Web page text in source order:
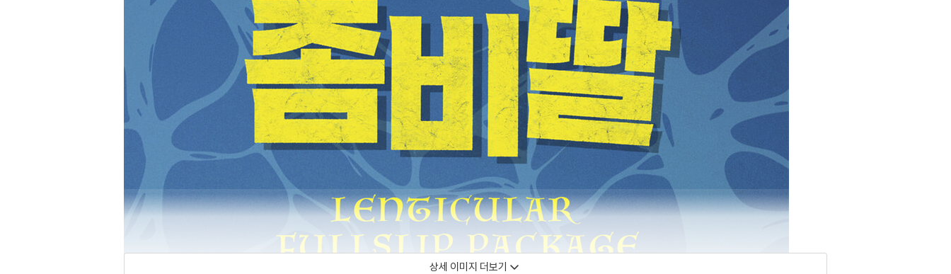
상세 이미지 더보기